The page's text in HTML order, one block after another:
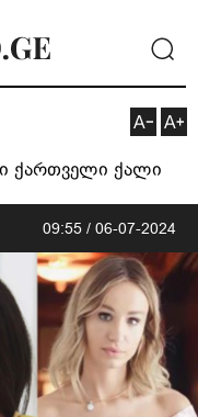
ქართველი ქალი
09:55 / 06-07-2024